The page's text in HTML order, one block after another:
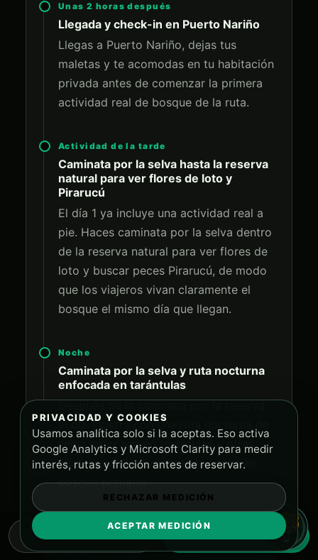
Unas 2 horas después
Llegada y check-in en Puerto Nariño
Llegas a Puerto Nariño, dejas tus
maletas y te acomodas en tu habitación
privada antes de comenzar la primera
actividad real de bosque de la ruta.
Actividad de la tarde
Caminata por la selva hasta la reserva
natural para ver flores de loto y
Pirarucú
El día 1 ya incluye una actividad real a
pie. Haces caminata por la selva dentro
de la reserva natural para ver flores de
loto y buscar peces Pirarucú, de modo
que los viajeros vivan claramente el
bosque el mismo día que llegan.
Noche
Caminata por la selva y ruta nocturna
enfocada en tarántulas
Después de la caminata por la reserva,
el día 1 cierra con una ruta nocturna de
selva enfocada en tarántulas y otras
criaturas activas durante la noche en
bosque primario.
PRIVACIDAD Y COOKIES
Usamos analítica solo si la aceptas. Eso activa
Google Analytics y Microsoft Clarity para medir
interés, rutas y fricción antes de reservar.
RECHAZAR MEDICIÓN
ACEPTAR MEDICIÓN